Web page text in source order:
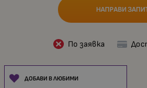
НАПРАВИ
По заявка
ДОБАВИ В ЛЮБИМИ